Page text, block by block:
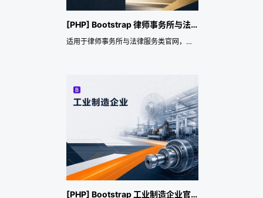
[PHP] Bootstrap 律师事务所与法律服务企业官网主题
适用于律师事务所与法律服务类官网，覆盖律师事务所、企业法律顾问、合同纠纷、劳动用工、知识产权、婚姻家事、争议解决、法律咨询和合规服务等应用场景。主题重点提供响应式页面、预约咨询或留言询盘、前端多语言、SEO 与网站数据结构化、行业演示数据导入和展示风格配置，便于快速搭建专业官网，并持续承载品牌展示、服务或产品介绍、案例背书、资讯运营和长期获客转化。
[PHP] Bootstrap 工业制造企业官网主题